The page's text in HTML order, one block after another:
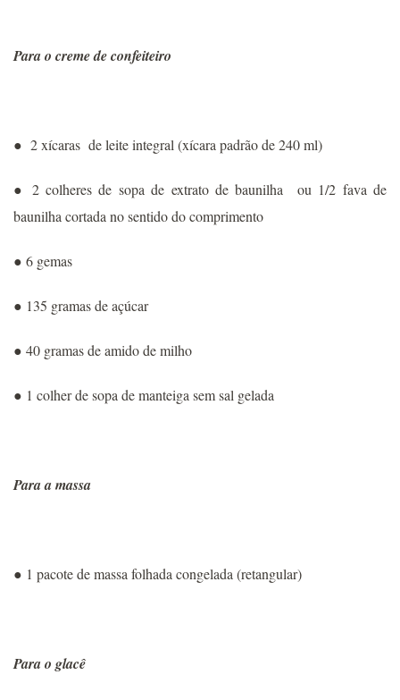
Para o creme de confeiteiro
● 2 xícaras de leite integral (xícara padrão de 240 ml)
● 2 colheres de sopa de extrato de baunilha ou 1/2 fava de
baunilha cortada no sentido do comprimento
● 6 gemas
● 135 gramas de açúcar
● 40 gramas de amido de milho
● 1 colher de sopa de manteiga sem sal gelada
Para a massa
● 1 pacote de massa folhada congelada (retangular)
Para o glacê